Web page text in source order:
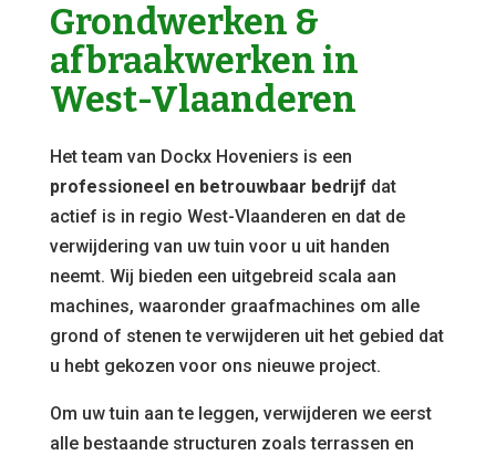
Grondwerken &
afbraakwerken in
West-Vlaanderen
Het team van Dockx Hoveniers is een
professioneel en betrouwbaar bedrijf dat
actief is in regio West-Vlaanderen en dat de
verwijdering van uw tuin voor u uit handen
neemt. Wij bieden een uitgebreid scala aan
machines, waaronder graafmachines om alle
grond of stenen te verwijderen uit het gebied dat
u hebt gekozen voor ons nieuwe project.
Om uw tuin aan te leggen, verwijderen we eerst
alle bestaande structuren zoals terrassen en